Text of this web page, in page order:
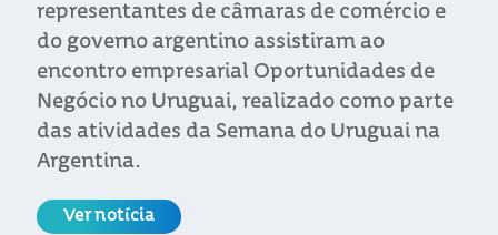
crescimento do Uruguai na última década,
impulsionado por um contexto
internacional favorável e a chegada de
investimentos. O novo estudo de
Agronegócios de Uruguay XXI prevê um
desempenho positivo em grande parte dos
como um fornecedor de alimentos de